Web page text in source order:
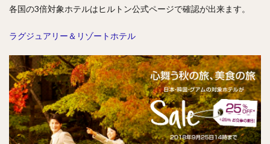
各国の3倍対象ホテルはヒルトン公式ページで確認が出来ます。
ラグジュアリー＆リゾートホテル